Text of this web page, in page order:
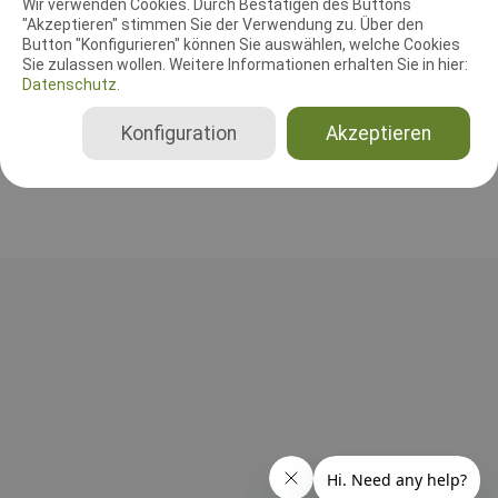
Wir verwenden Cookies. Durch Bestätigen des Buttons
"Akzeptieren" stimmen Sie der Verwendung zu. Über den
Button "Konfigurieren" können Sie auswählen, welche Cookies
Sie zulassen wollen. Weitere Informationen erhalten Sie in hier:
Datenschutz.
Akzeptieren
Konfiguration
Leistungsrichter
Thomas Menge